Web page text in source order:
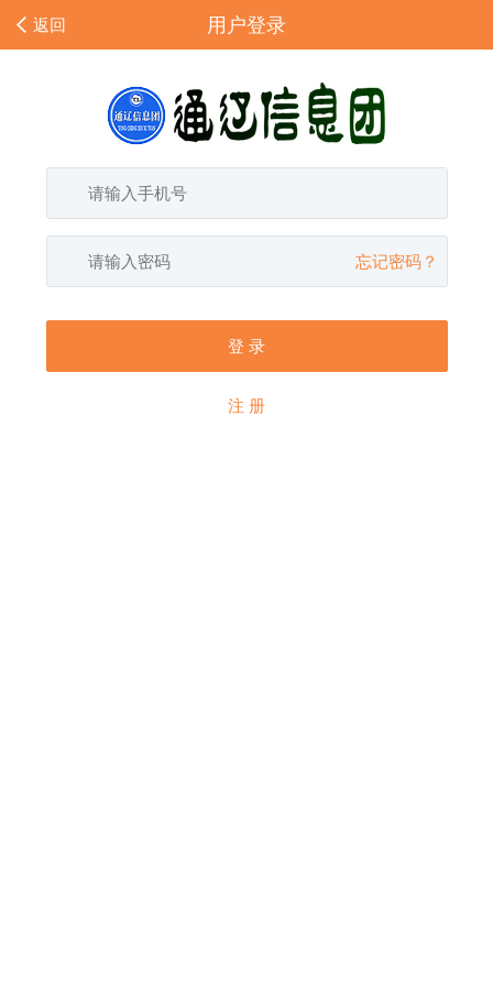
返回 用户登录
忘记密码？
登 录
注 册